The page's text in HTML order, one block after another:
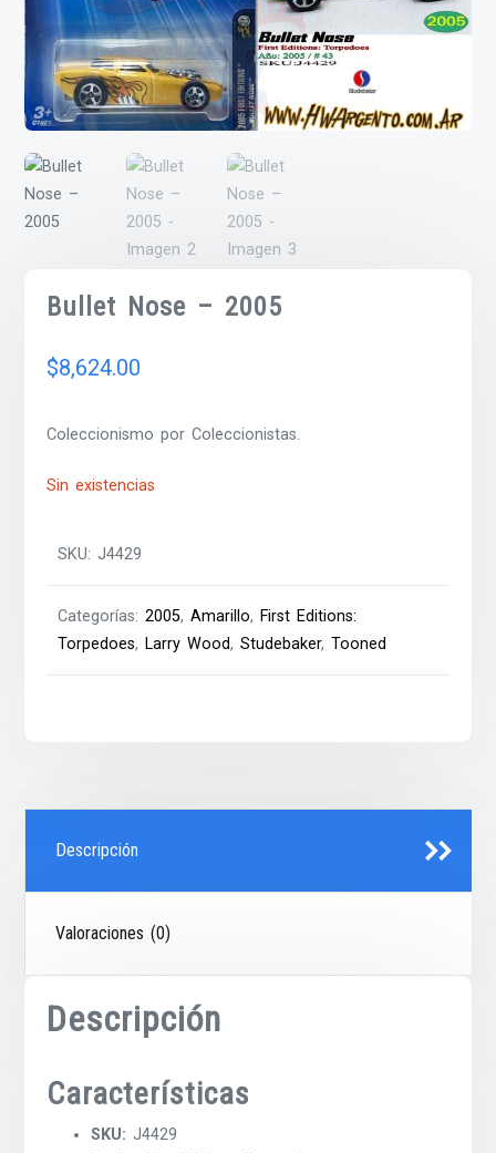
Bullet Nose – 2005
$8,624.00
Coleccionismo por Coleccionistas.
Sin existencias
SKU:J4429
Categorías:2005,Amarillo, First Editions:
Torpedoes, Larry Wood,Studebaker,Tooned
Descripción
Valoraciones (0)
Descripción
Características
SKU: J4429